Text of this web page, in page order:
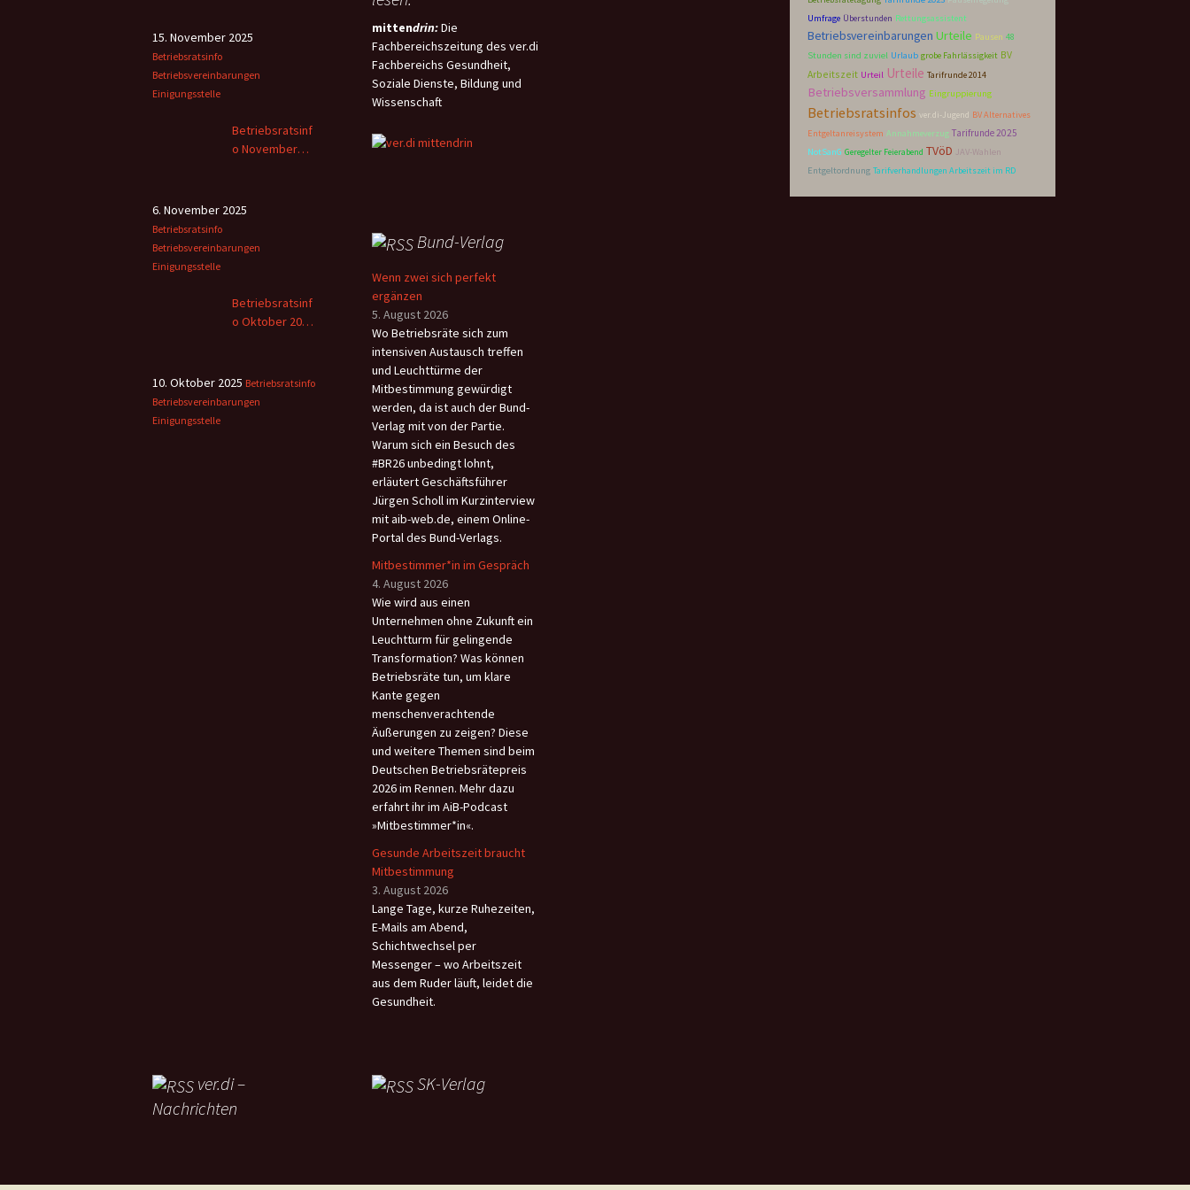
Umfrage Überstunden Rettungsassistent
Betriebsvereinbarungen Urteile Pausen 48
Stunden sind zuviel Urlaub grobe Fahrlässigkeit BV
Arbeitszeit Urteil Urteile Tarifrunde 2014
Betriebsversammlung Eingruppierung
Betriebsratsinfos ver.di-Jugend BV Alternatives
Entgeltanreisystem Annahmeverzug Tarifrunde 2025
NotSanG Geregelter Feierabend TVöD JAV-Wahlen
Entgeltordnung Tarifverhandlungen Arbeitszeit im RD
15. November 2025
Betriebsratsinfo
Betriebsvereinbarungen
Einigungsstelle
Betriebsratsinf
o November
6. November 2025
Betriebsratsinfo
Betriebsvereinbarungen
Einigungsstelle
Betriebsratsinf
o Oktober 2025
10. Oktober 2025 Betriebsratsinfo
Betriebsvereinbarungen
Einigungsstelle
Flexibilität soll zudem ein
„Meine-Zeit-Konto“ sorgen,
über das Beschäftigte selbst
verfügen können.
(NRettDG) beschlossen. Der
wichtigste Inhalt dieses
Gesetzes ist die
flächendeckende Einführung
der Telenotfallmedizin (TNM) im
Rettungsdienst, welche damit
mittendrin:Die
Fachbereichszeitung des ver.di
Fachbereichs Gesundheit,
Soziale Dienste, Bildung und
Wissenschaft
Bund-Verlag
Wenn zwei sich perfekt
ergänzen
5. August 2026
Wo Betriebsräte sich zum
intensiven Austausch treffen
und Leuchttürme der
Mitbestimmung gewürdigt
werden, da ist auch der Bund-
Verlag mit von der Partie.
Warum sich ein Besuch des
#BR26 unbedingt lohnt,
erläutert Geschäftsführer
Jürgen Scholl im Kurzinterview
mit aib-web.de, einem Online-
Portal des Bund-Verlags.
Mitbestimmer*in im Gespräch
4. August 2026
Wie wird aus einen
Unternehmen ohne Zukunft ein
Leuchtturm für gelingende
Transformation? Was können
Betriebsräte tun, um klare
Kante gegen
menschenverachtende
Äußerungen zu zeigen? Diese
und weitere Themen sind beim
Deutschen Betriebsrätepreis
2026 im Rennen. Mehr dazu
erfahrt ihr im AiB-Podcast
»Mitbestimmer*in«.
Gesunde Arbeitszeit braucht
Mitbestimmung
3. August 2026
Lange Tage, kurze Ruhezeiten,
E-Mails am Abend,
Schichtwechsel per
Messenger – wo Arbeitszeit
aus dem Ruder läuft, leidet die
Gesundheit.
ver.di –
Nachrichten
SK-Verlag